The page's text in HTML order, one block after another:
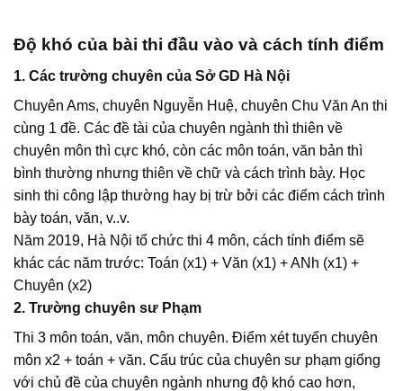
Độ khó của bài thi đầu vào và cách tính điểm
1. Các trường chuyên của Sở GD Hà Nội
Chuyên Ams, chuyên Nguyễn Huệ, chuyên Chu Văn An thi
cùng 1 đề. Các đề tài của chuyên ngành thì thiên về
chuyên môn thì cực khó, còn các môn toán, văn bản thì
bình thường nhưng thiên về chữ và cách trình bày. Học
sinh thi công lập thường hay bị trừ bởi các điểm cách trình
bày toán, văn, v..v.
Năm 2019, Hà Nội tổ chức thi 4 môn, cách tính điểm sẽ
khác các năm trước: Toán (x1) + Văn (x1) + ANh (x1) +
Chuyên (x2)
2. Trường chuyên sư Phạm
Thi 3 môn toán, văn, môn chuyên. Điểm xét tuyển chuyên
môn x2 + toán + văn. Cấu trúc của chuyên sư phạm giống
với chủ đề của chuyên ngành nhưng độ khó cao hơn,